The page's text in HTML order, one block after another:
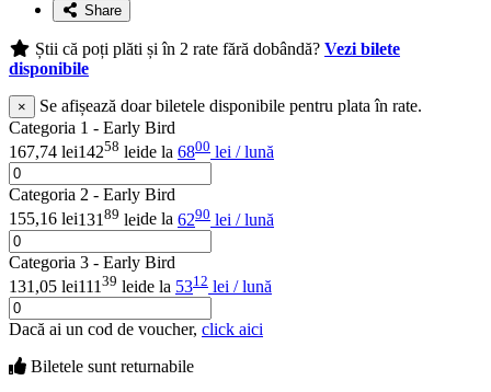
Share
Știi că poți plăti și în 2 rate fără dobândă? Vezi bilete
disponibile
×
Se afișează doar biletele disponibile pentru plata în rate.
Categoria 1 - Early Bird
167,74 lei14258 leide la 6800 lei / lună
Categoria 2 - Early Bird
155,16 lei131 89 leide la 6290 lei / lună
Categoria 3 - Early Bird
131,05 lei111 39 leide la 5312 lei / lună
Dacă ai un cod de voucher, click aici
Biletele sunt returnabile